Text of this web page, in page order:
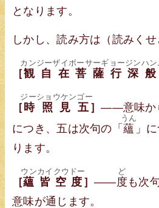
となります。
しかし、読み方は（読みくせ
［観自在菩薩行深
カンジーザイボーサーギョージンハ
［ 時照見五
ジーショウケンゴー
］——意味か
につき、五は次句の「 蘊
うん
」
ります。
［蘊皆空度
ウンカイクウドー
］ ——度
ど
も次
意味が通じます。